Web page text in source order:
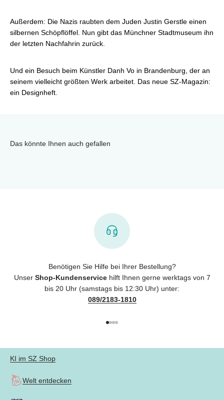
Außerdem: Die Nazis raubten dem Juden Justin Gerstle einen
silbernen Schöpflöffel. Nun gibt das Münchner Stadtmuseum ihn
der letzten Nachfahrin zurück.
Und ein Besuch beim Künstler Danh Vo in Brandenburg, der an
seinem vielleicht größten Werk arbeitet. Das neue SZ-Magazin:
ein Designheft.
Das könnte Ihnen auch gefallen
Benötigen Sie Hilfe bei Ihrer Bestellung?
Unser Shop-Kundenservicehilft Ihnen gerne werktags von 7
bis 20 Uhr (samstags bis 12:30 Uhr) unter:
089/2183-1810
KI im SZ Shop
Welt entdecken